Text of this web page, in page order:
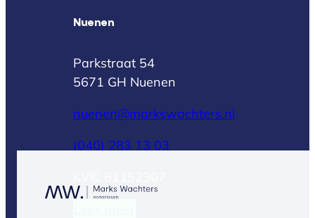
Nuenen
Parkstraat 54
5671 GH Nuenen
nuenen@markswachters.nl
(040) 283 13 03